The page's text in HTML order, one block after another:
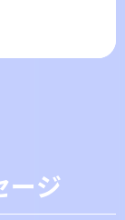
ージ